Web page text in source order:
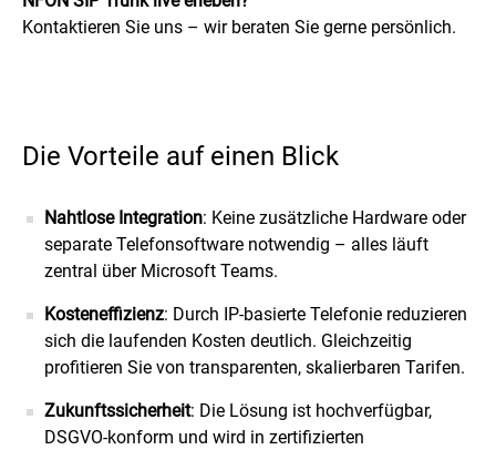
Kontaktieren Sie uns – wir beraten Sie gerne persönlich.
Die Vorteile auf einen Blick
Nahtlose Integration: Keine zusätzliche Hardware oder
separate Telefonsoftware notwendig – alles läuft
zentral über Microsoft Teams.
Kosteneffizienz: Durch IP-basierte Telefonie reduzieren
sich die laufenden Kosten deutlich. Gleichzeitig
profitieren Sie von transparenten, skalierbaren Tarifen.
Zukunftssicherheit: Die Lösung ist hochverfügbar,
DSGVO-konform und wird in zertifizierten